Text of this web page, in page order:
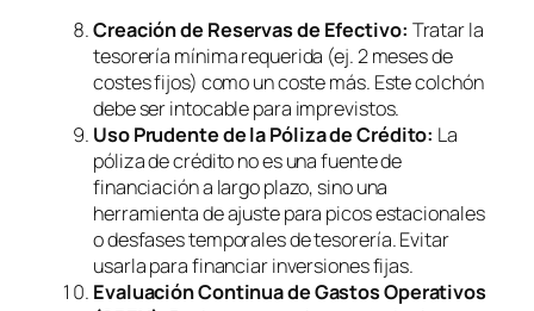
Creación de Reservas de Efectivo: Tratar la
tesorería mínima requerida (ej. 2 meses de
costes fijos) como un coste más. Este colchón
debe ser intocable para imprevistos.
Uso Prudente de la Póliza de Crédito: La
póliza de crédito no es una fuente de
financiación a largo plazo, sino una
herramienta de ajuste para picos estacionales
o desfases temporales de tesorería. Evitar
usarla para financiar inversiones fijas.
Evaluación Continua de Gastos Operativos